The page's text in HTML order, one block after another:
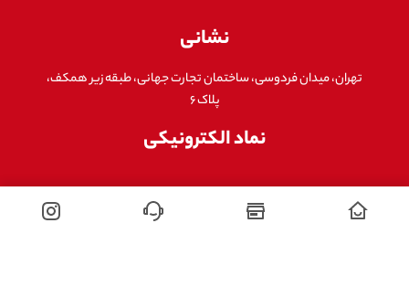
نشانی
تهران، میدان فردوسی، ساختمان تجارت جهانی، طبقه زیر همکف،
پلاک ۶
نماد الکترونیکی